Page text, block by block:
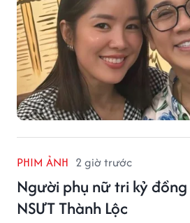
PHIM ẢNH 2 giờ trước
Người phụ nữ tri kỷ
NSƯT Thành Lộc